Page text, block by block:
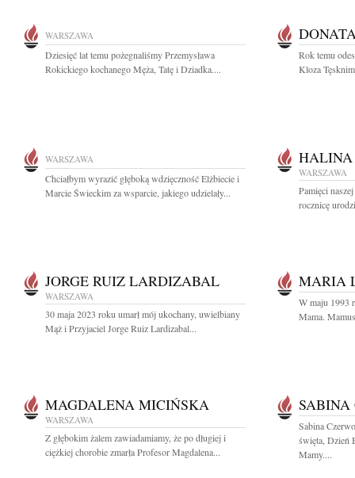
WARSZAWA
Dziesięć lat temu pożegnaliśmy Przemysława
Rokickiego kochanego Męża, Tatę i Dziadka....
Rok temu
Kloza
WARSZAWA
Chciałbym wyrazić głęboką wdzięczność Elżbiecie i
Marcie Świeckim za wsparcie, jakiego udzielały...
WARSZAWA
Pamięci
rocznicę
JORGE RUIZ LARDIZABAL
WARSZAWA
30 maja 2023 roku umarł mój ukochany, uwielbiany
Mąż i Przyjaciel Jorge Ruiz Lardizabal...
MARIA
W maju 1993
Mama.
MAGDALENA MICIŃSKA
WARSZAWA
Z głębokim żalem zawiadamiamy, że po długiej i
ciężkiej chorobie zmarła Profesor Magdalena...
SABINA
Sabina
święta, Dzień
Mamy....